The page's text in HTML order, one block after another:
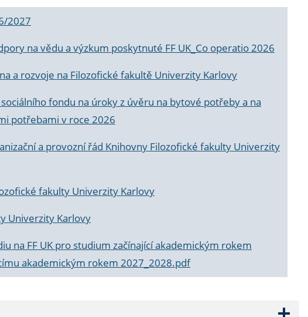
2027
na vědu a výzkum poskytnuté FF UK_Co operatio 2026
a rozvoje na Filozofické fakultě Univerzity Karlovy
fondu na úroky z úvěru na bytové potřeby a na
potřebami v roce 2026
a provozní řád Knihovny Filozofické fakulty Univerzity
fakulty Univerzity Karlovy
Univerzity Karlovy
na FF UK pro studium začínající akademickým rokem
akademickým rokem 2027_2028.pdf